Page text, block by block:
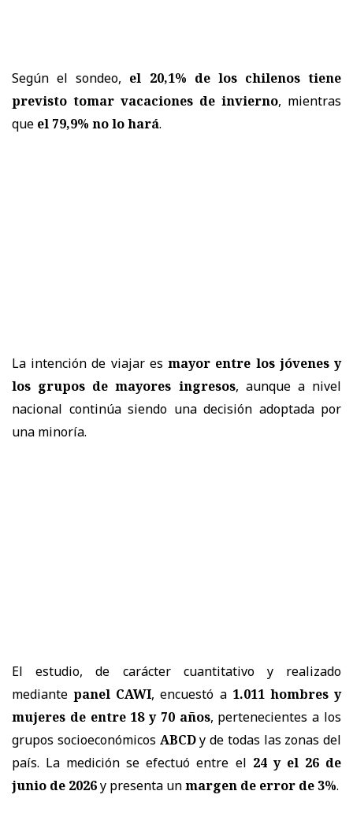
Según el sondeo, el 20,1% de los chilenos tiene
previsto tomar vacaciones de invierno, mientras
que el 79,9% no lo hará.
La intención de viajar esmayor entre los jóvenes y
los grupos de mayores ingresos, aunque a nivel
nacional continúa siendo una decisión adoptada por
una minoría.
El estudio, de carácter cuantitativo y realizado
mediantepanel CAWI, encuestó a 1.011 hombres y
mujeres de entre 18 y 70 años, pertenecientes a los
grupos socioeconómicos ABCDy de todas las zonas del
país. La medición se efectuó entre el 24 y el 26 de
junio de 2026y presenta unmargen de error de 3%.